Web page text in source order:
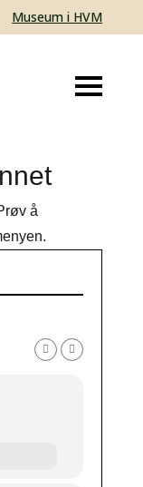
Museum i HVM
å